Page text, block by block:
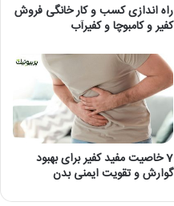
راه اندازی کسب و کار خانگی فروش
کفیر و کامبوچا و کفیرآب
7 خاصیت مفید کفیر برای بهبود
گوارش و تقویت ایمنی بدن